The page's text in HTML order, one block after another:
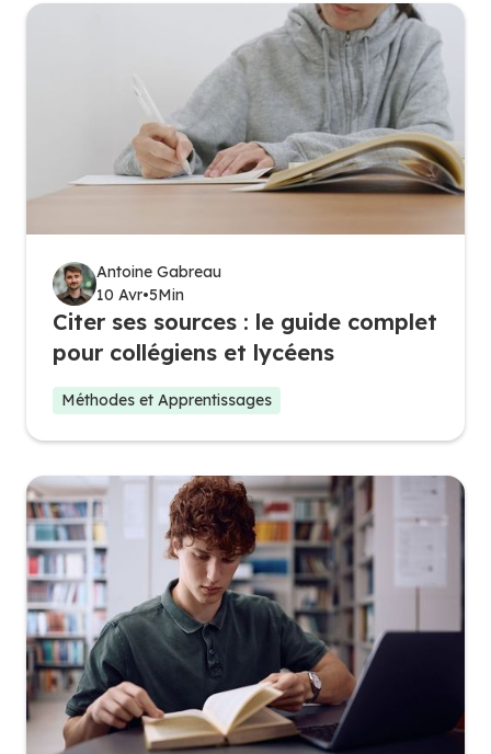
Antoine Gabreau
10 Avr•5Min
Citer ses sources : le guide complet
pour collégiens et lycéens
Méthodes et Apprentissages